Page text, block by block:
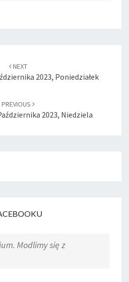
NEXT
2023, Poniedziałek
PREVIOUS
2023, Niedziela
Modlimy się z